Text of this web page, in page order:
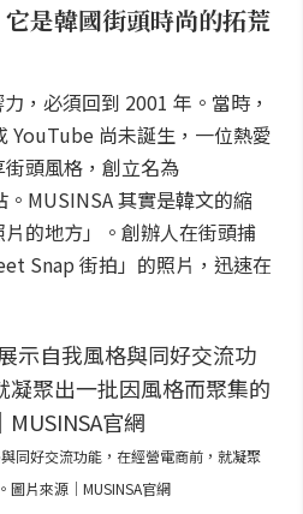
是韓國街頭時尚的拓荒
，必須回到 2001 年。當時，
YouTube 尚未誕生，一位熱愛
頭風格，創立名為
。MUSINSA 其實是韓文的縮
的地方」。創辦人在街頭捕
Snap 街拍」的照片，迅速在
同好交流功能，在經營電商前，就凝聚
圖片來源｜MUSINSA官網